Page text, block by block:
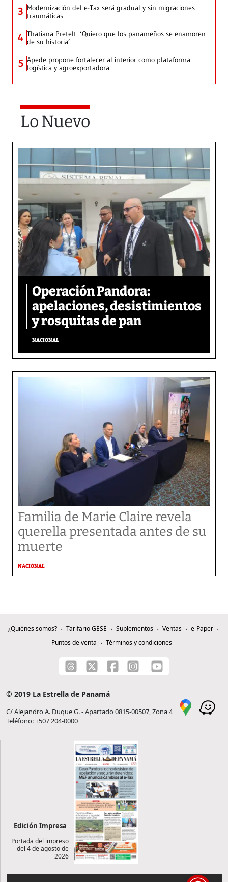
3 Modernización del e-Tax será gradual y sin migraciones
traumáticas
4 Thatiana Pretelt: ‘Quiero que los panameños se enamoren
de su historia’
5 Apede propone fortalecer al interior como plataforma
logística y agroexportadora
Lo Nuevo
Operación Pandora:
apelaciones, desistimientos
y rosquitas de pan
NACIONAL
Familia de Marie Claire revela
querella presentada antes de su
muerte
NACIONAL
¿Quiénes somos? Tarifario GESE Suplementos Ventas
e-Paper
Puntos de venta
Términos y condiciones
© 2019 La Estrella de Panamá
C/ Alejandro A. Duque G. - Apartado 0815-00507, Zona 4
Teléfono: +507 204-0000
Edición Impresa
Portada del impreso
del 4 de agosto de
2026